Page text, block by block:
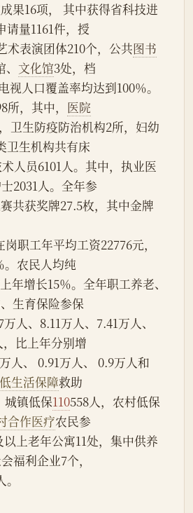
果16项， 其中获得省科技进
请量1161件，授
术表演团体210个，公共图书
文化馆3处，档
视人口覆盖率均达到100％。
，其中， 医院
卫生防疫防治机构2所，妇幼
卫生机构共有床
人员6101人。其中，执业医
2031人。全年参
共获奖牌27.5枚，其中金牌
。农民人均纯
年增长15％。全年职工养老、
生育保险参保
人、8.11万人、7.41万人、
比上年分别增
人、 0.91万人、 0.9万人和
生活保障救助
城镇低保110558人，农村低保
合作医疗农民参
上老年公寓11处，集中供养
福利企业7个，